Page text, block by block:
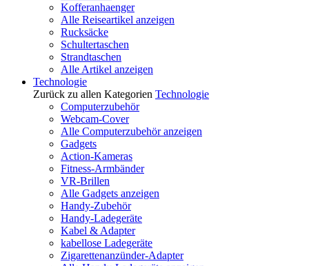
Kofferanhaenger
Alle Reiseartikel anzeigen
Rucksäcke
Schultertaschen
Strandtaschen
Alle Artikel anzeigen
Technologie
Zurück zu allen Kategorien Technologie
Computerzubehör
Webcam-Cover
Alle Computerzubehör anzeigen
Gadgets
Action-Kameras
Fitness-Armbänder
VR-Brillen
Alle Gadgets anzeigen
Handy-Zubehör
Handy-Ladegeräte
Kabel & Adapter
kabellose Ladegeräte
Zigarettenanzünder-Adapter